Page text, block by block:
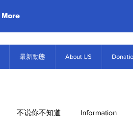
More
最新動態 About US
不说你不知道 Information